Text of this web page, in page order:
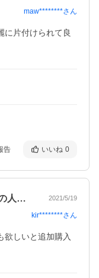
maw********さん
に片付けられて良
告 いいね 0
会社で使用するのに購入したが他の人も欲… 2021/5/19
kir********さん
欲しいと追加購入